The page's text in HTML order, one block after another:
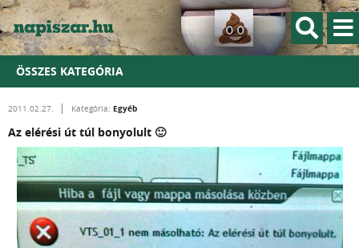
ÖSSZES KATEGÓRIA
2011.02.27. Kategória: Egyéb
Az elérési út túl bonyolult 🙂